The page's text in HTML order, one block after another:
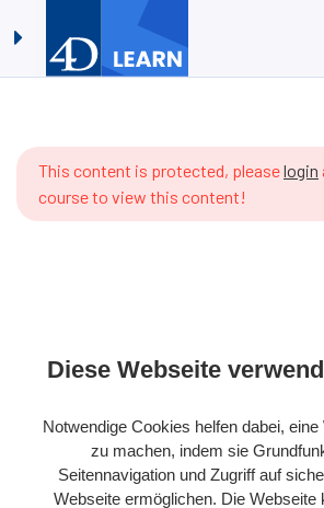
Timestamps #06: Zeitzonen
items
This content is protected, pleaselogin
course to view this content!
Bedingungen & Konditionen
Datenpolitik
Produkt-Lizenz
Diese Webseite
Notwendige Cookies helfen dabei,
zu machen, indem sie
Seitennavigation und Zugriff auf
Webseite ermöglichen. Die Webseite